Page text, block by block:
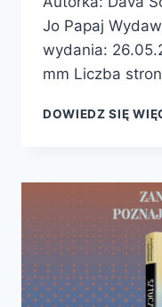
Jo Papaj
wydania:
mm Liczba
DOWIEDZ SIĘ